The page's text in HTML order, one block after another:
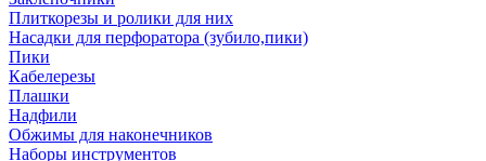
Плиткорезы и ролики для них
Насадки для перфоратора (зубило,пики)
Пики
Кабелерезы
Плашки
Надфили
Обжимы для наконечников
Наборы инструментов